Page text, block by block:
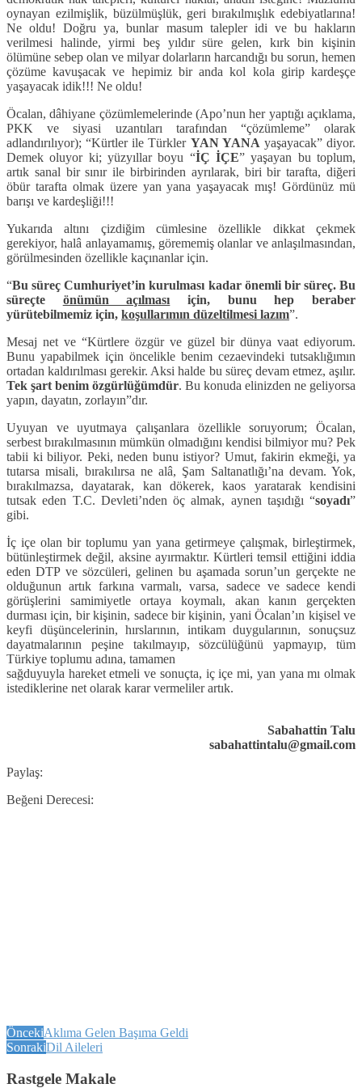
oynayan ezilmişlik, büzülmüşlük, geri bırakılmışlık edebiyatlarına!
Ne oldu! Doğru ya, bunlar masum talepler idi ve bu hakların
verilmesi halinde, yirmi beş yıldır süre gelen, kırk bin kişinin
ölümüne sebep olan ve milyar dolarların harcandığı bu sorun, hemen
çözüme kavuşacak ve hepimiz bir anda kol kola girip kardeşçe
yaşayacak idik!!! Ne oldu!
Öcalan, dâhiyane çözümlemelerinde (Apo’nun her yaptığı açıklama,
PKK ve siyasi uzantıları tarafından “çözümleme” olarak
adlandırılıyor); “Kürtler ile Türkler YAN YANA yaşayacak” diyor.
Demek oluyor ki; yüzyıllar boyu “İÇ İÇE” yaşayan bu toplum,
artık sanal bir sınır ile birbirinden ayrılarak, biri bir tarafta, diğeri
öbür tarafta olmak üzere yan yana yaşayacak mış! Gördünüz mü
barışı ve kardeşliği!!!
Yukarıda altını çizdiğim cümlesine özellikle dikkat çekmek
gerekiyor, halâ anlayamamış, görememiş olanlar ve anlaşılmasından,
görülmesinden özellikle kaçınanlar için.
“Bu süreç Cumhuriyet’in kurulması kadar önemli bir süreç. Bu
süreçte önümün açılması için, bunu hep beraber
yürütebilmemiz için, koşullarımın düzeltilmesi lazım”.
Mesaj net ve “Kürtlere özgür ve güzel bir dünya vaat ediyorum.
Bunu yapabilmek için öncelikle benim cezaevindeki tutsaklığımın
ortadan kaldırılması gerekir. Aksi halde bu süreç devam etmez, aşılır.
Tek şart benim özgürlüğümdür. Bu konuda elinizden ne geliyorsa
yapın, dayatın, zorlayın”dır.
Uyuyan ve uyutmaya çalışanlara özellikle soruyorum; Öcalan,
serbest bırakılmasının mümkün olmadığını kendisi bilmiyor mu? Pek
tabii ki biliyor. Peki, neden bunu istiyor? Umut, fakirin ekmeği, ya
tutarsa misali, bırakılırsa ne alâ, Şam Saltanatlığı’na devam. Yok,
bırakılmazsa, dayatarak, kan dökerek, kaos yaratarak kendisini
tutsak eden T.C. Devleti’nden öç almak, aynen taşıdığı “soyadı”
gibi.
İç içe olan bir toplumu yan yana getirmeye çalışmak, birleştirmek,
bütünleştirmek değil, aksine ayırmaktır. Kürtleri temsil ettiğini iddia
eden DTP ve sözcüleri, gelinen bu aşamada sorun’un gerçekte ne
olduğunun artık farkına varmalı, varsa, sadece ve sadece kendi
görüşlerini samimiyetle ortaya koymalı, akan kanın gerçekten
durması için, bir kişinin, sadece bir kişinin, yani Öcalan’ın kişisel ve
keyfi düşüncelerinin, hırslarının, intikam duygularının, sonuçsuz
dayatmalarının peşine takılmayıp, sözcülüğünü yapmayıp, tüm
Türkiye toplumu adına, tamamen
sağduyuyla hareket etmeli ve sonuçta, iç içe mi, yan yana mı olmak
istediklerine net olarak karar vermeliler artık.
Sabahattin Talu
sabahattintalu@gmail.com
Paylaş:
Beğeni Derecesi:
ÖncekiAklıma Gelen Başıma Geldi
SonrakiDil Aileleri
Rastgele Makale